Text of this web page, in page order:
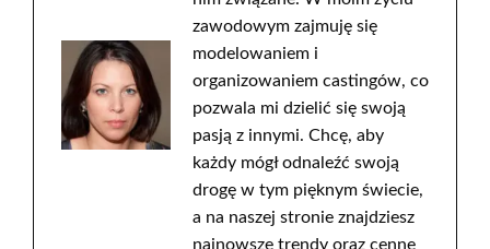
zawodowym zajmuję się
modelowaniem i
organizowaniem castingów, co
pozwala mi dzielić się swoją
pasją z innymi. Chcę, aby
każdy mógł odnaleźć swoją
drogę w tym pięknym świecie,
a na naszej stronie znajdziesz
najnowsze trendy oraz cenne